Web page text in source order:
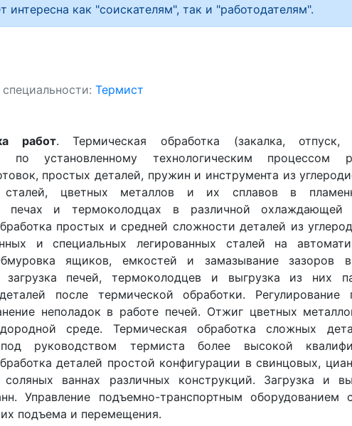
интересна как "соискателям", так и "работодателям".
Термист
работ. Термическая обработка (закалка, отпуск,
по установленному технологическим процессом
простых деталей, пружин и инструмента из
сталей, цветных металлов и их сплавов в
печах и термоколодцах в различной охлаждающей
простых и средней сложности деталей из
и специальных легированных сталей на
ящиков, емкостей и замазывание зазоров
загрузка печей, термоколодцев и выгрузка из них
после термической обработки. Регулирование
неполадок в работе печей. Отжиг цветных
среде. Термическая обработка сложных
руководством термиста более высокой
деталей простой конфигурации в свинцовых,
ваннах различных конструкций. Загрузка и
Управление подъемно-транспортным оборудованием
подъема и перемещения.